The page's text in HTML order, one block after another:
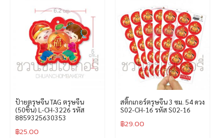
ป้ายตรุษจีน TAG ตรุษจีน
(50ชิ้น) L-CH-3226 รหัส
8859325630353
฿25.00
สติ๊กเกอร์ตรุษจีน 3 ซม. 54 ดวง
S02-CH-16 รหัส S02-16
฿29.00